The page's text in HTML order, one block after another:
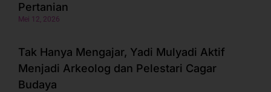
Pertanian
Mei 12, 2026
Tak Hanya Mengajar, Yadi Mulyadi Aktif
Menjadi Arkeolog dan Pelestari Cagar
Budaya